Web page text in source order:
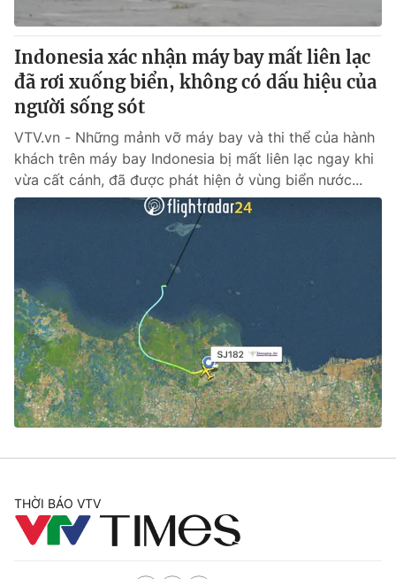
® Cấm sao chép dưới mọi hình thức nếu không có sự chấp
thuận bằng văn bản. Ghi rõ nguồn VTV.vn khi phát hành lại
thông tin từ website này.
Indonesia xác nhận máy bay mất liên lạc
đã rơi xuống biển, không có dấu hiệu của
người sống sót
VTV.vn - Những mảnh vỡ máy bay và thi thể của hành
khách trên máy bay Indonesia bị mất liên lạc ngay khi
vừa cất cánh, đã được phát hiện ở vùng biển nước...
THỜI BÁO VTV